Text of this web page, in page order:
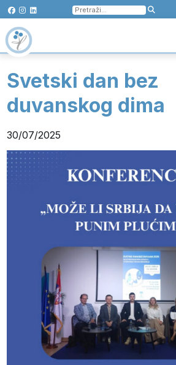
Pretraga
za:
Svetski dan bez
duvanskog dima
30/07/2025